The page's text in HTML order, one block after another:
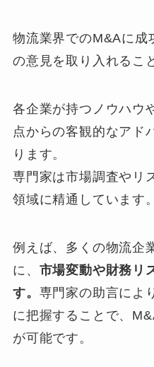
物流業界でのM&Aに成
の意見を取り入れるこ
各企業が持つノウハウ
点からの客観的なアド
ります。
専門家は市場調査やリ
領域に精通しています。
例えば、多くの物流企
に、 市場変動や財務リ
す。 専門家の助言によ
に把握することで、
が可能です。